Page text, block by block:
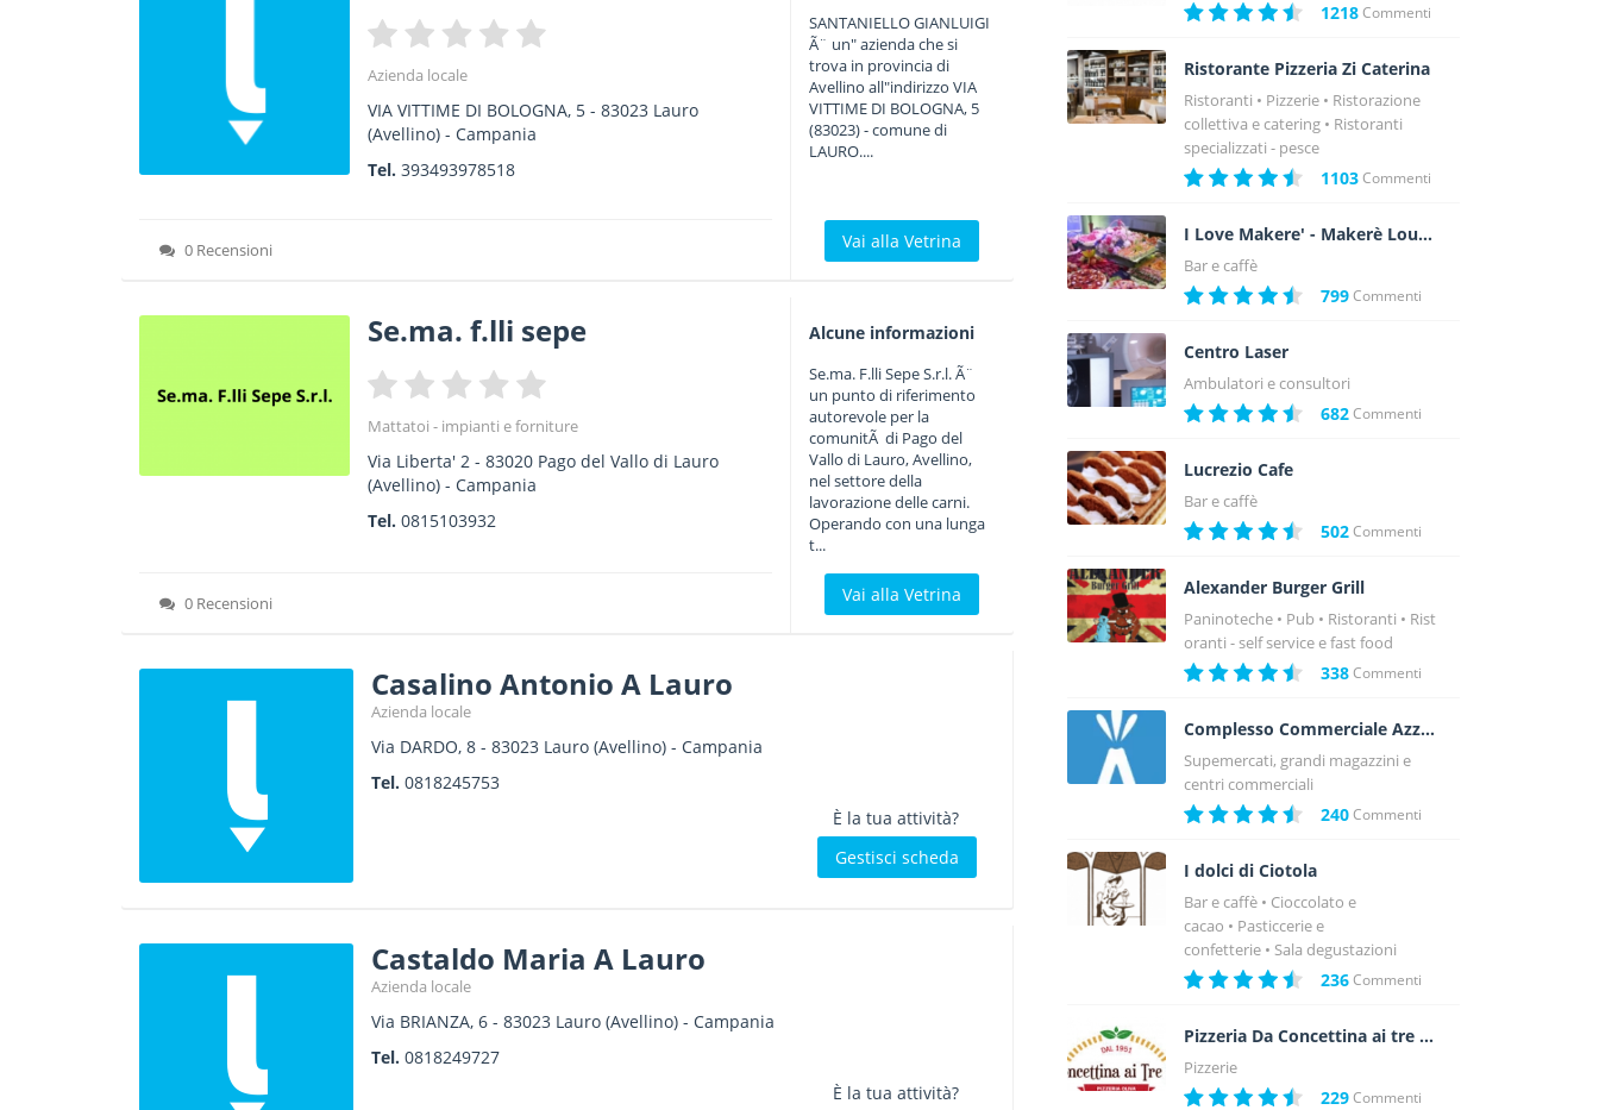
Azienda locale
VIA VITTIME DI BOLOGNA, 5 -83023 Lauro
(Avellino) -Campania
Tel.393493978518
0 Recensioni
SANTANIELLO GIANLUIGI
Ã¨ un" azienda che si
trova in provincia di
Avellino all"indirizzo VIA
VITTIME DI BOLOGNA, 5
(83023) - comune di
LAURO....
Vai alla Vetrina
Se.ma. f.lli sepe
Mattatoi - impianti e forniture
Via Liberta' 2 -83020 Pago del Vallo di Lauro
(Avellino) -Campania
Tel.0815103932
0 Recensioni
Alcune informazioni
Se.ma. F.lli Sepe S.r.l. Ã¨
un punto di riferimento
autorevole per la
comunitÃ di Pago del
Vallo di Lauro, Avellino,
nel settore della
lavorazione delle carni.
Operando con una lunga
t...
Vai alla Vetrina
Casalino Antonio A Lauro
Azienda locale
Via DARDO, 8- 83023 Lauro(Avellino) - Campania
Tel. 0818245753
È la tua attività?
Gestisci scheda
Castaldo Maria A Lauro
Azienda locale
Via BRIANZA, 6- 83023 Lauro(Avellino) - Campania
Tel. 0818249727
È la tua attività?
1218Commenti
Ristorante Pizzeria Zi Caterina
Ristoranti Pizzerie
Ristorazione
collettiva e catering
Ristoranti
specializzati - pesce
1103Commenti
I Love Makere' - Makerè Loungebar
Bar e caffè
799Commenti
Centro Laser
Ambulatori e consultori
682Commenti
Lucrezio Cafe
Bar e caffè
502Commenti
Alexander Burger Grill
Paninoteche Pub Ristoranti
Rist
oranti - self service e fast food
338Commenti
Complesso Commerciale Azzurro
Supemercati, grandi magazzini e
centri commerciali
240Commenti
I dolci di Ciotola
Bar e caffè
Cioccolato e
cacao
Pasticcerie e
confetterie
Sala degustazioni
236Commenti
Pizzeria Da Concettina ai tre Santi
Pizzerie
229Commenti